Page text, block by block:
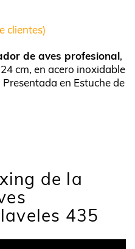
clientes)
de aves profesional,
cm, en acero inoxidable
en Estuche de
de la
435